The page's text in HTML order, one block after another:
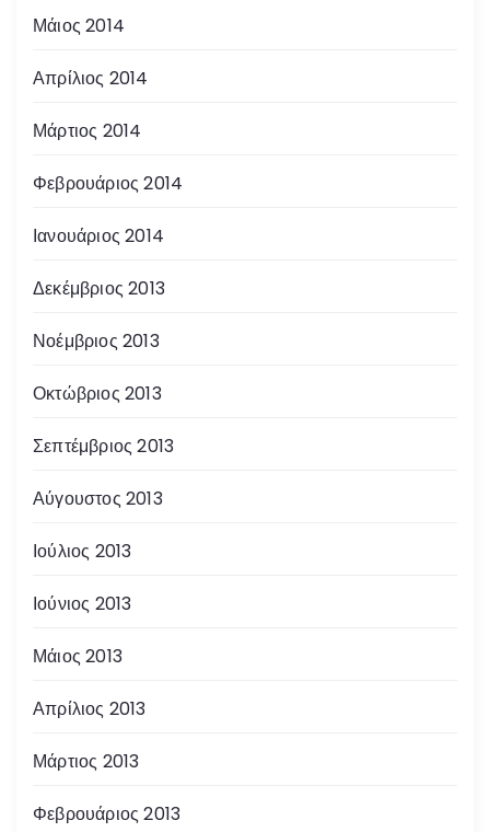
Μάιος 2014
Απρίλιος 2014
Μάρτιος 2014
Φεβρουάριος 2014
Ιανουάριος 2014
Δεκέμβριος 2013
Νοέμβριος 2013
Οκτώβριος 2013
Σεπτέμβριος 2013
Αύγουστος 2013
Ιούλιος 2013
Ιούνιος 2013
Μάιος 2013
Απρίλιος 2013
Μάρτιος 2013
Φεβρουάριος 2013